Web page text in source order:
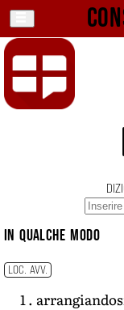
in qualche modo
LOC. AVV.